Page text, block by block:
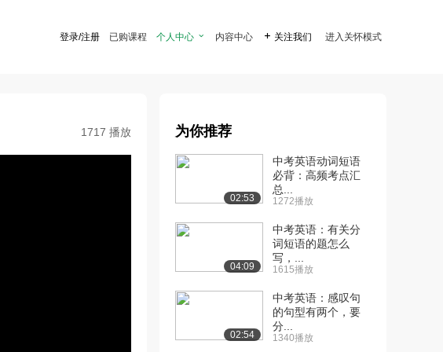
登录/注册 已购课程 个人中心  内容中心  关注我们 进入关怀模式
1717 播放 为你推荐
02:53
中考英语动词短语
必背：高频考点汇
总...
1272播放
04:09
中考英语：有关分
词短语的题怎么
写，...
1615播放
02:54
中考英语：感叹句
的句型有两个，要
分...
1340播放